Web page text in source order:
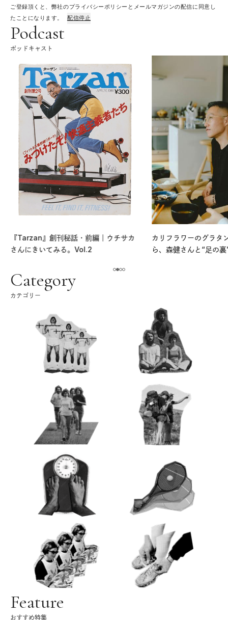
ご登録頂くと、弊社のプライバシーポリシーとメールマガジンの配信に同意し
たことになります。
配信停止
Podcast
ポッドキャスト
『Tarzan』創刊秘話・前編｜ウチサカ
さんにきいてみる。Vol.2
カリフラワーのグラタ
ら、森健さんと“足の
Category
カテゴリー
Feature
おすすめ特集